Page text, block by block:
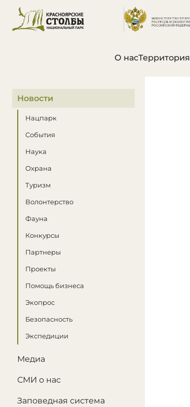
О насТерритория
В этом разделе
Новости
Нацпарк
События
Наука
Охрана
Туризм
Волонтерство
Фауна
Конкурсы
Партнеры
Проекты
Помощь бизнеса
Экопрос
Безопасность
Экспедиции
Медиа
СМИ о нас
Заповедная система